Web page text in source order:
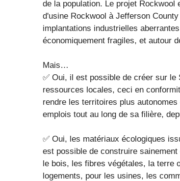
de la population. Le projet
d'usine Rockwool à Jefferson
implantations industrielles
économiquement fragiles, et autour
Mais…
✅ Oui, il est possible de créer sur
ressources locales, ceci en
rendre les territoires plus
emplois tout au long de sa filière,
✅ Oui, les matériaux écologiques
est possible de construire
le bois, les fibres végétales, la terre
logements, pour les usines, les